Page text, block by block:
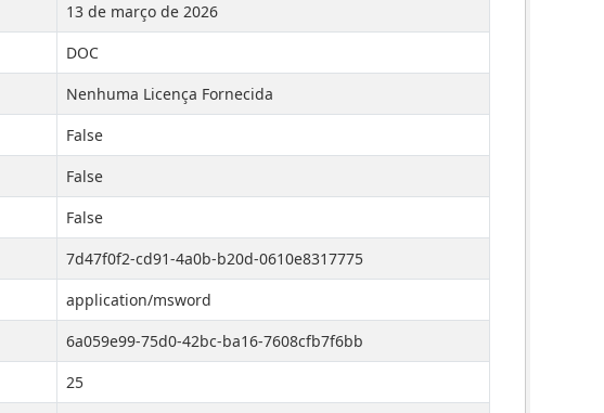
13 de março de 2026
DOC
Nenhuma Licença Fornecida
False
False
False
7d47f0f2-cd91-4a0b-b20d-0610e8317775
application/msword
6a059e99-75d0-42bc-ba16-7608cfb7f6bb
25